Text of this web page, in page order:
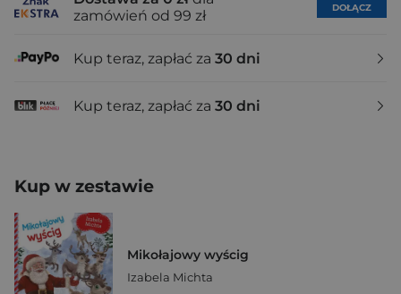
zamówień od 99 zł
DOŁĄCZ
Kup teraz, zapłać za 30 dni
Kup teraz, zapłać za 30 dni
Kup w zestawie
Mikołajowy wyścig
Izabela Michta